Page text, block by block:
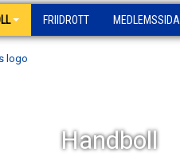
FRIIDROTT MEDLEMSSIDA
Handboll